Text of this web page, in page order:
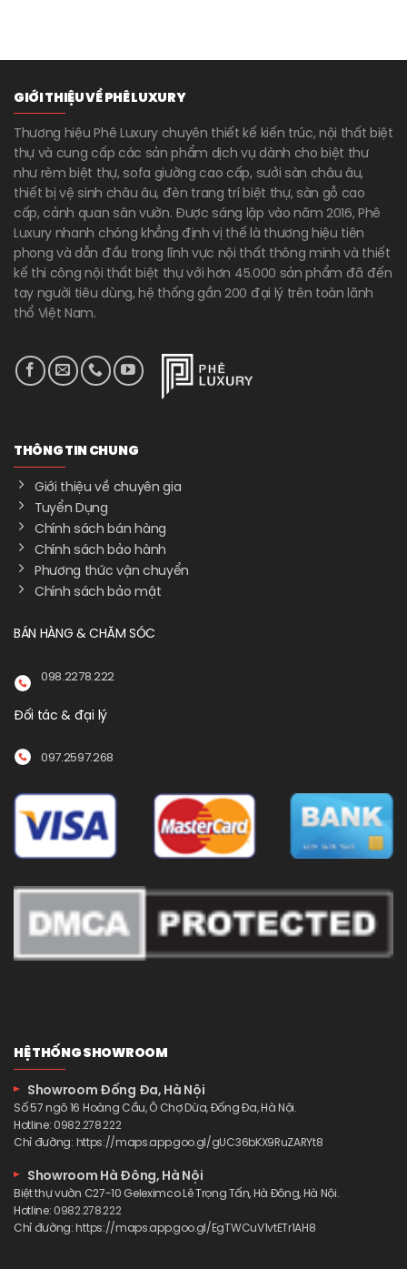
GIỚI THIỆU VỀ PHÊ LUXURY
Thương hiệu Phê Luxury chuyên thiết kế kiến trúc, nội thất biệt
thự và cung cấp các sản phẩm dịch vụ dành cho biệt thư
như rèm biệt thự, sofa giường cao cấp, sưởi sàn châu âu,
thiết bị vệ sinh châu âu, đèn trang trí biệt thự, sàn gỗ cao
cấp, cảnh quan sân vườn. Được sáng lập vào năm 2016, Phê
Luxury nhanh chóng khẳng định vị thế là thương hiệu tiên
phong và dẫn đầu trong lĩnh vực nội thất thông minh và thiết
kế thi công nội thất biệt thự với hơn 45.000 sản phẩm đã đến
tay người tiêu dùng, hệ thống gần 200 đại lý trên toàn lãnh
thổ Việt Nam.
THÔNG TIN CHUNG
Giới thiệu về chuyên gia
Tuyển Dụng
Chính sách bán hàng
Chính sách bảo hành
Phương thức vận chuyển
Chính sách bảo mật
BÁN HÀNG & CHĂM SÓC
098.2278.222
Đối tác & đại lý
097.2597.268
HỆ THỐNG SHOWROOM
Showroom Đống Đa, Hà Nội
Số 57 ngõ 16 Hoàng Cầu, Ô Chợ Dừa, Đống Đa, Hà Nội.
Hotline: 0982.278.222
Chỉ đường: https://maps.app.goo.gl/gUC36bKX9RuZARYt8
Showroom Hà Đông, Hà Nội
Biệt thự vườn C27-10 Geleximco Lê Trọng Tấn, Hà Đông, Hà Nội.
Hotline: 0982.278.222
Chỉ đường:https://maps.app.goo.gl/EgTWCuV1vtETr1AH8